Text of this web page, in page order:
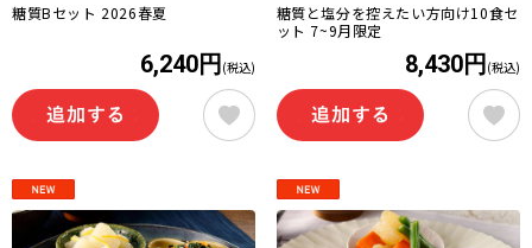
糖質Bセット 2026春夏
6,240円 (税込)
糖質と塩分を控えたい方向け10食セ
ット 7~9月限定
8,430円 (税込)